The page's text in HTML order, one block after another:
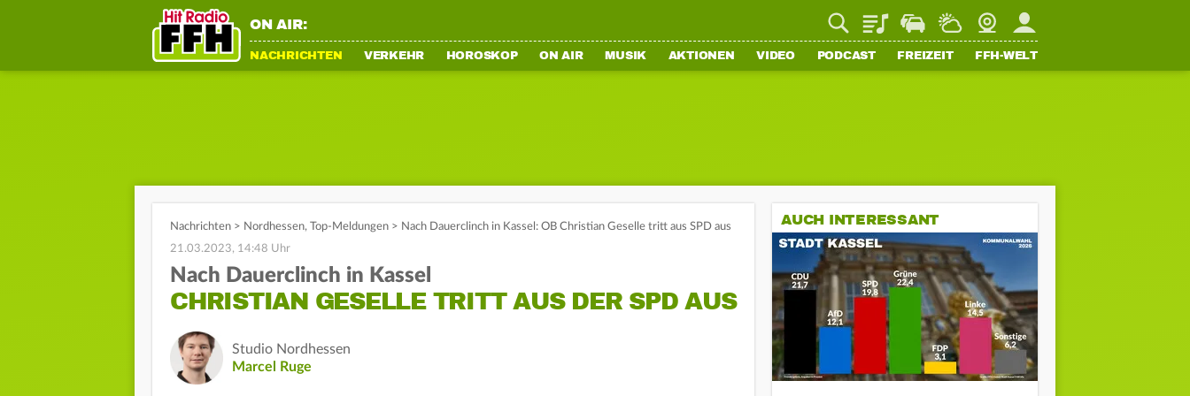
ON AIR: PlaylistStaupilotWetterWebcamMein FFH
NACHRICHTEN VERKEHR HOROSKOP ON AIR MUSIK AKTIONEN VIDEO PODCAST FREIZEIT FFH-WELT
Nachrichten > Nordhessen, Top-Meldungen > Nach Dauerclinch in Kassel: OB Christian Geselle tritt aus SPD aus
21.03.2023, 14:48 Uhr
Nach Dauerclinch in Kassel
CHRISTIAN GESELLE TRITT AUS DER SPD AUS
Studio Nordhessen
Marcel Ruge
AUCH INTERESSANT